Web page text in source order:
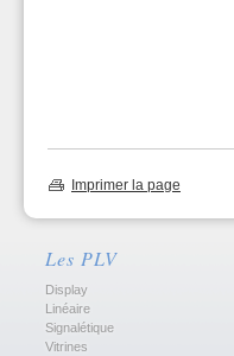
Imprimer la page
Les PLV
Display
Linéaire
Signalétique
Vitrines